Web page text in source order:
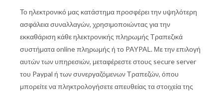
Το ηλεκτρονικό μας κατάστημα προσφέρει την υψηλότερη
ασφάλεια συναλλαγών, χρησιμοποιώντας για την
εκκαθάριση κάθε ηλεκτρονικής πληρωμής Τραπεζικά
συστήματα online πληρωμής ή το PAYPAL. Με την επιλογή
αυτών των υπηρεσιών, μεταφέρεστε στους secure server
του Paypal ή των συνεργαζόμενων Τραπεζών, όπου
μπορείτε να πληκτρολογήσετε απευθείας τα στοιχεία της